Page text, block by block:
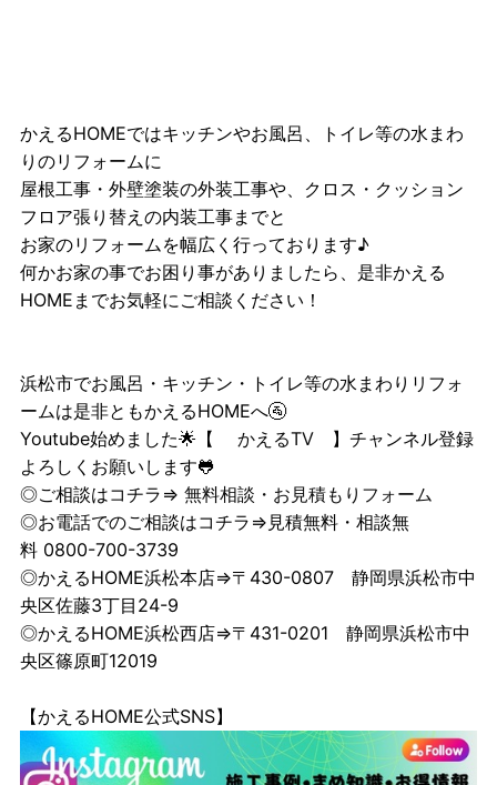
かえるHOMEではキッチンやお風呂、トイレ等の水まわ
りのリフォームに
屋根工事・外壁塗装の外装工事や、クロス・クッション
フロア張り替えの内装工事までと
お家のリフォームを幅広く行っております♪
何かお家の事でお困り事がありましたら、是非かえる
HOMEまでお気軽にご相談ください！
浜松市でお風呂・キッチン・トイレ等の水まわりリフォ
ームは是非ともかえるHOMEへ🚰
Youtube始めました🌟【 かえるTV】チャンネル登録
よろしくお願いします🐸
◎ご相談はコチラ⇒ 無料相談・お見積もりフォーム
◎お電話でのご相談はコチラ⇒見積無料・相談無
料 0800-700-3739
◎かえるHOME浜松本店⇒〒430-0807 静岡県浜松市中
央区佐藤3丁目24-9
◎かえるHOME浜松西店⇒〒431-0201 静岡県浜松市中
央区篠原町12019
【かえるHOME公式SNS】